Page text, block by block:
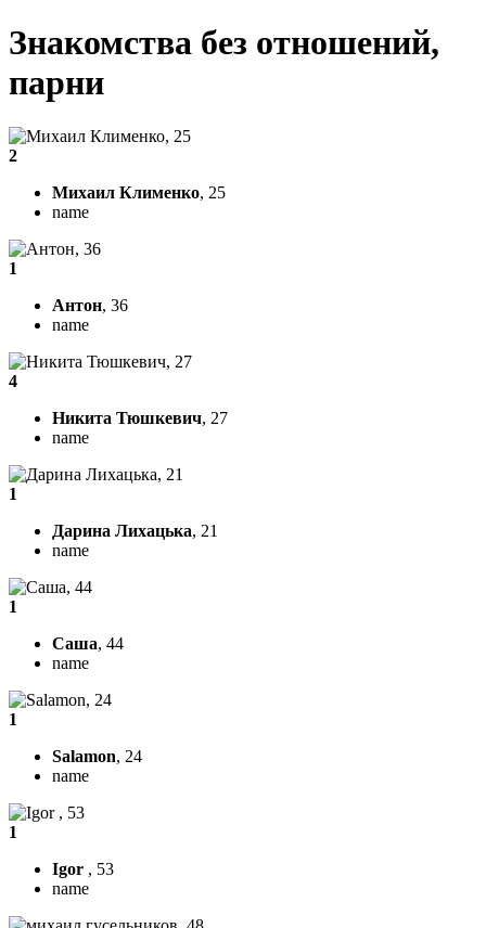
Знакомства без отношений,
парни
2
Михаил Клименко, 25
name
1
Антон, 36
name
4
Никита Тюшкевич, 27
name
1
Дарина Лихацька, 21
name
1
Саша, 44
name
1
Salamon, 24
name
1
Igor , 53
name